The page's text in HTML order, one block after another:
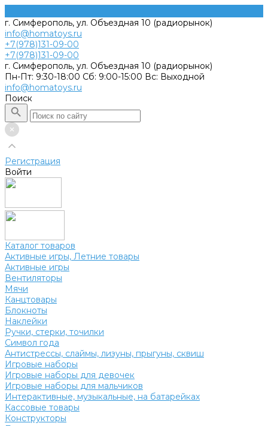
г. Симферополь, ул. Объездная 10 (радиорынок)
info@homatoys.ru
+7(978)131-09-00
+7(978)131-09-00
г. Симферополь, ул. Объездная 10 (радиорынок)
Пн-Пт: 9:30-18:00 Cб: 9:00-15:00 Вс: Выходной
info@homatoys.ru
Поиск
Регистрация
Войти
Каталог товаров
Активные игры, Летние товары
Активные игры
Вентиляторы
Мячи
Канцтовары
Блокноты
Наклейки
Ручки, стерки, точилки
Символ года
Антистрессы, слаймы, лизуны, прыгуны, сквиш
Игровые наборы
Игровые наборы для девочек
Игровые наборы для мальчиков
Интерактивные, музыкальные, на батарейках
Кассовые товары
Конструкторы